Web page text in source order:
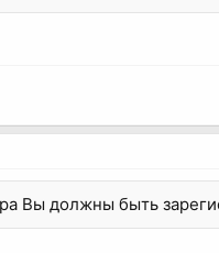
Вы должны быть